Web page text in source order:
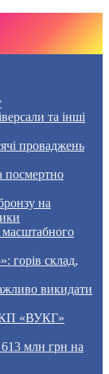
та інші
проваджень
посмертно
на
масштабного
горів склад,
викидати
КП «ВУКГ»
млн грн на